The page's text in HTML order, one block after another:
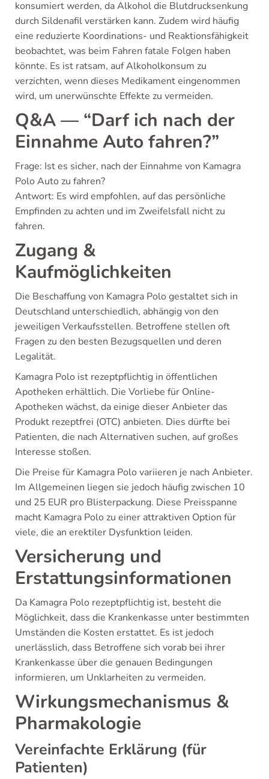
konsumiert werden, da Alkohol die Blutdrucksenkung
durch Sildenafil verstärken kann. Zudem wird häufig
eine reduzierte Koordinations- und Reaktionsfähigkeit
beobachtet, was beim Fahren fatale Folgen haben
könnte. Es ist ratsam, auf Alkoholkonsum zu
verzichten, wenn dieses Medikament eingenommen
wird, um unerwünschte Effekte zu vermeiden.
Q&A — “Darf ich nach der
Einnahme Auto fahren?”
Frage: Ist es sicher, nach der Einnahme von Kamagra
Polo Auto zu fahren?
Antwort: Es wird empfohlen, auf das persönliche
Empfinden zu achten und im Zweifelsfall nicht zu
fahren.
Zugang &
Kaufmöglichkeiten
Die Beschaffung von Kamagra Polo gestaltet sich in
Deutschland unterschiedlich, abhängig von den
jeweiligen Verkaufsstellen. Betroffene stellen oft
Fragen zu den besten Bezugsquellen und deren
Legalität.
Kamagra Polo ist rezeptpflichtig in öffentlichen
Apotheken erhältlich. Die Vorliebe für Online-
Apotheken wächst, da einige dieser Anbieter das
Produkt rezeptfrei (OTC) anbieten. Dies dürfte bei
Patienten, die nach Alternativen suchen, auf großes
Interesse stoßen.
Die Preise für Kamagra Polo variieren je nach Anbieter.
Im Allgemeinen liegen sie jedoch häufig zwischen 10
und 25 EUR pro Blisterpackung. Diese Preisspanne
macht Kamagra Polo zu einer attraktiven Option für
viele, die an erektiler Dysfunktion leiden.
Versicherung und
Erstattungsinformationen
Da Kamagra Polo rezeptpflichtig ist, besteht die
Möglichkeit, dass die Krankenkasse unter bestimmten
Umständen die Kosten erstattet. Es ist jedoch
unerlässlich, dass Betroffene sich vorab bei ihrer
Krankenkasse über die genauen Bedingungen
informieren, um Unklarheiten zu vermeiden.
Wirkungsmechanismus &
Pharmakologie
Vereinfachte Erklärung (für
Patienten)